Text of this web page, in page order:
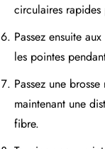
circulaires rapides
Passez ensuite
les pointes
Passez une
maintenant une
fibre.